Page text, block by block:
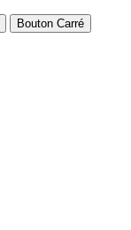
Bouton Carré